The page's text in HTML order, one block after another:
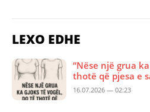
LEXO EDHE
“Nëse një grua
thotë që pjesa e
16.07.2026 — 02:23